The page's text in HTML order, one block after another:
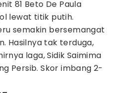
81 Beto De Paula
lewat titik putih.
semakin bersemangat
Hasilnya tak terduga,
laga, Sidik Saimima
Persib. Skor imbang 2-